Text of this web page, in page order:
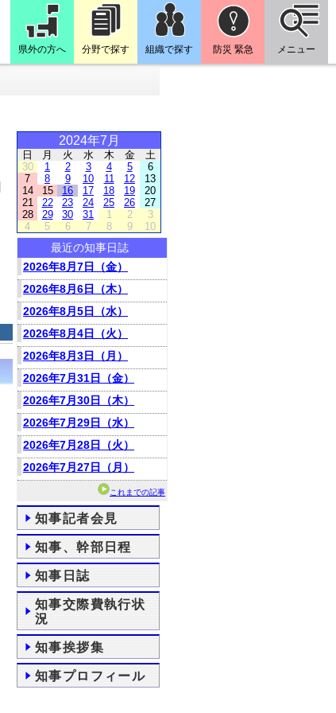
県外の方へ 分野で探す 組織で探す 防災 緊急 メニュー
2024年7月
日 月 火 水 木 金
土
30
1 2 3 4 5
6
7
8 9 10 11 12
13
14
15 16 17 18 19
20
21
22 23 24 25 26
27
28
29 30 31 1 2
3
4
5 6 7 8 9 10
最近の知事日誌
2026年8月7日（金）
2026年8月6日（木）
2026年8月5日（水）
2026年8月4日（火）
2026年8月3日（月）
2026年7月31日（金）
2026年7月30日（木）
2026年7月29日（水）
2026年7月28日（火）
2026年7月27日（月）
これまでの記事
知事記者会見
知事、幹部日程
知事日誌
知事交際費執行状
況
知事挨拶集
知事プロフィール